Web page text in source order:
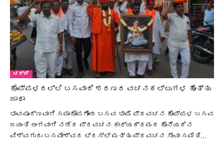
ಚರ್ಚೆ
ಕೊಪ್ಪಳದಲ್ಲಿ ಬಸವಾದಿ ಶರಣರ ವಚನಕಟ್ಟುಗಳ ಹೊತ್ತು
ಜಾಥಾ
ಭಾವಪೂರ್ಣವಾಗಿ ಸಮಾರೋಪಗೊಂಡ ಬಸವ ಭಾಷೆ ಪ್ರವಚನ ಕೊಪ್ಪಳ ಬಸವ
ಜಯಂತಿ ಅಂಗವಾಗಿ ನಡೆದ ಪ್ರವಚನ ಕಾರ್ಯಕ್ರಮದ ಕೊನೆಯದಿನ
ವಿಶ್ವಗುರು ಬಸವೇಶ್ವರ ಟ್ರಸ್ಟ್ ಮತ್ತು ಪ್ರವಚನ ಸೇವಾ ಸಮಿತಿ…